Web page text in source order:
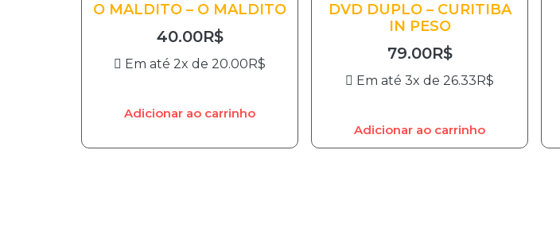
O MALDITO – O MALDITO
40.00R$
Em até 2x de 20.00 R$
Adicionar ao carrinho
DVD DUPLO – CURITIBA
IN PESO
79.00R$
Em até 3x de 26.33 R$
Adicionar ao carrinho